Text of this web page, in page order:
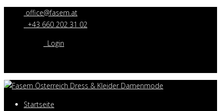
office@fasem.at
+43 660 202 31 02
Login
Startseite